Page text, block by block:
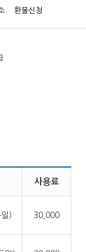
환불신청
사용료
) 30,000